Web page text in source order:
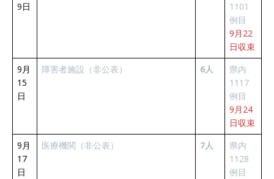
9日
1101
例目
9月22
日収束
9月
15
日
障害者施設（非公表） 6人
県内
1117
例目
9月24
日収束
9月
17
日
医療機関（非公表） 7人
県内
1128
例目